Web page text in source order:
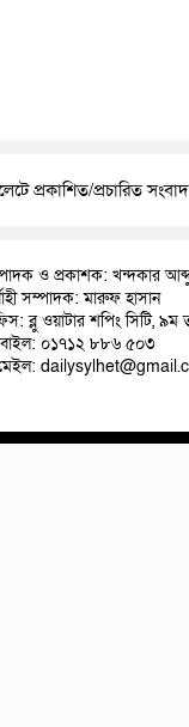
প্রকাশিত/প্রচারিত
ও প্রকাশক: খন্দকার
সম্পাদক: মারুফ হাসান
ব্লু ওয়াটার শপিং সিটি, ৯ম
০১৭১২ ৮৮৬ ৫০৩